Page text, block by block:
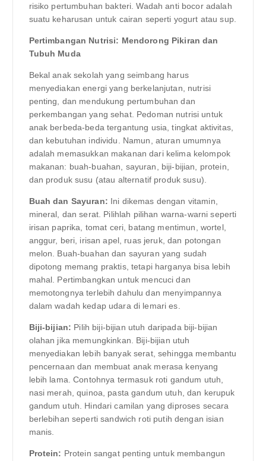
risiko pertumbuhan bakteri. Wadah anti bocor adalah
suatu keharusan untuk cairan seperti yogurt atau sup.
Pertimbangan Nutrisi: Mendorong Pikiran dan
Tubuh Muda
Bekal anak sekolah yang seimbang harus
menyediakan energi yang berkelanjutan, nutrisi
penting, dan mendukung pertumbuhan dan
perkembangan yang sehat. Pedoman nutrisi untuk
anak berbeda-beda tergantung usia, tingkat aktivitas,
dan kebutuhan individu. Namun, aturan umumnya
adalah memasukkan makanan dari kelima kelompok
makanan: buah-buahan, sayuran, biji-bijian, protein,
dan produk susu (atau alternatif produk susu).
Buah dan Sayuran: Ini dikemas dengan vitamin,
mineral, dan serat. Pilihlah pilihan warna-warni seperti
irisan paprika, tomat ceri, batang mentimun, wortel,
anggur, beri, irisan apel, ruas jeruk, dan potongan
melon. Buah-buahan dan sayuran yang sudah
dipotong memang praktis, tetapi harganya bisa lebih
mahal. Pertimbangkan untuk mencuci dan
memotongnya terlebih dahulu dan menyimpannya
dalam wadah kedap udara di lemari es.
Biji-bijian: Pilih biji-bijian utuh daripada biji-bijian
olahan jika memungkinkan. Biji-bijian utuh
menyediakan lebih banyak serat, sehingga membantu
pencernaan dan membuat anak merasa kenyang
lebih lama. Contohnya termasuk roti gandum utuh,
nasi merah, quinoa, pasta gandum utuh, dan kerupuk
gandum utuh. Hindari camilan yang diproses secara
berlebihan seperti sandwich roti putih dengan isian
manis.
Protein: Protein sangat penting untuk membangun